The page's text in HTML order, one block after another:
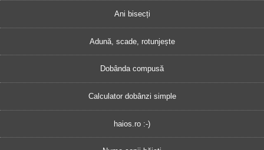
Ani bisecți
Adună, scade, rotunjește
Dobânda compusă
Calculator dobânzi simple
haios.ro :-)